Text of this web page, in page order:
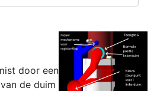
door een
de duim